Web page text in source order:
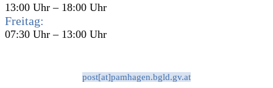
13:00 Uhr – 18:00 Uhr
Freitag:
07:30 Uhr – 13:00 Uhr
post[at]pamhagen.bgld.gv.at